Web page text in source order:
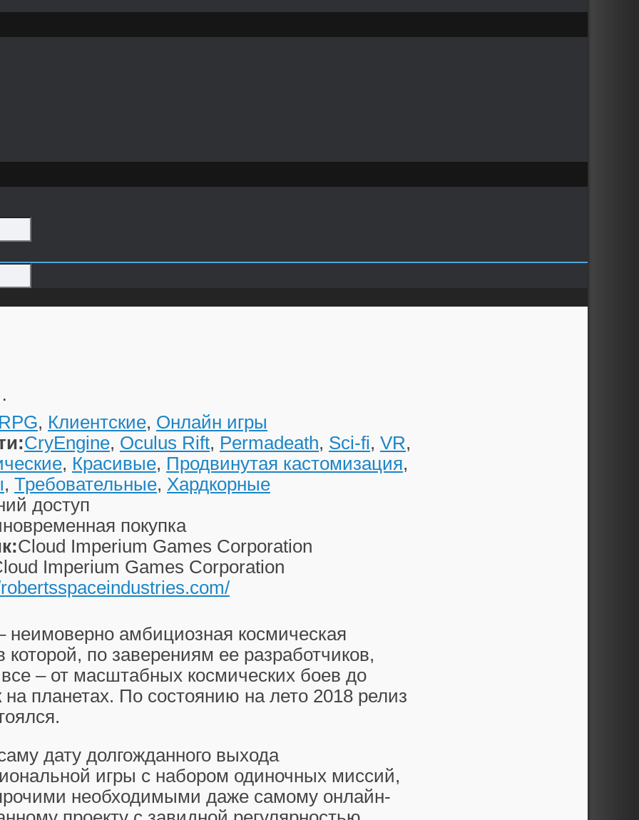
, Клиентские, Онлайн игры
CryEngine, Oculus Rift, Permadeath, Sci-fi, VR,
, Красивые, Продвинутая кастомизация,
, Требовательные, Хардкорные
доступ
покупка
Cloud Imperium Games Corporation
Imperium Games Corporation
неимоверно амбициозная космическая
которой, по заверениям ее разработчиков,
все – от масштабных космических боев до
на планетах. По состоянию на лето 2018 релиз
дату долгожданного выхода
игры с набором одиночных миссий,
необходимыми даже самому онлайн-